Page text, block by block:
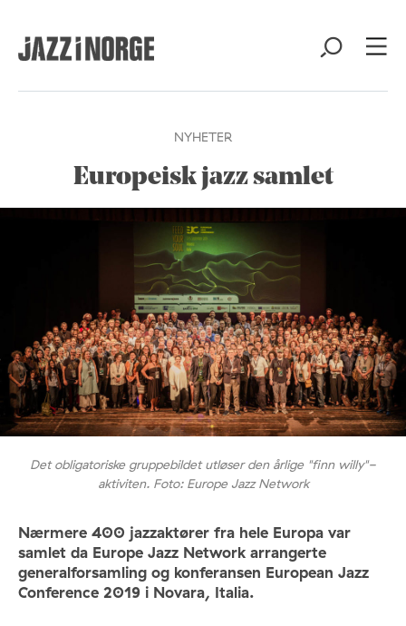
NYHETER
Europeisk jazz samlet
Det obligatoriske gruppebildet utløser den årlige "finn willy"-
aktiviten. Foto: Europe Jazz Network
Nærmere 400 jazzaktører fra hele Europa var
samlet da Europe Jazz Network arrangerte
generalforsamling og konferansen European Jazz
Conference 2019 i Novara, Italia.